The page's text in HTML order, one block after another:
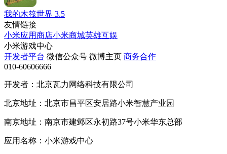
我的木筏世界 3.5
友情链接
小米应用商店小米商城英雄互娱
小米游戏中心
开发者平台 微信公众号 微博主页 商务合作
010-60606666
开发者：北京瓦力网络科技有限公司
北京地址：北京市昌平区安居路小米智慧产业园
南京地址：南京市建邺区永初路37号小米华东总部
应用名称：小米游戏中心